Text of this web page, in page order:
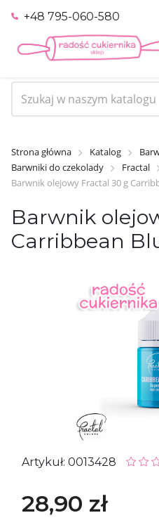
+48 795-060-580
Strona główna Katalog
Barwniki do czekolady
Fractal
Barwnik olejowy Fractal 30 g
Barwnik
Carribbean
Artykuł: 0013428
28,90 zł